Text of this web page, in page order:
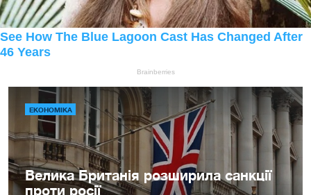
ЕКОНОМІКА
Велика Британія розширила санкції
проти росії